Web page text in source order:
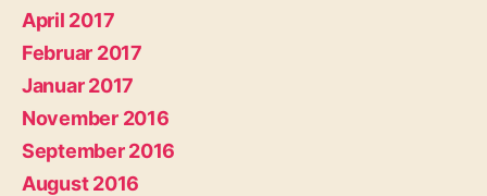
April 2017
Februar 2017
Januar 2017
November 2016
September 2016
August 2016